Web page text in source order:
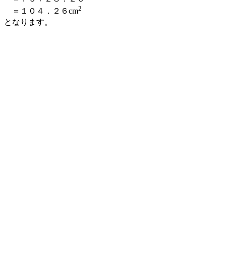
＝１０４．２６cm2
となります。